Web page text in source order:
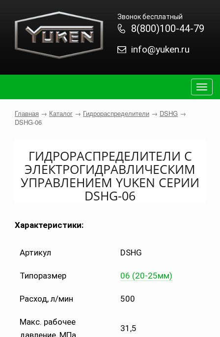
Звонок бесплатный
8(800)100-44-79
info@yuken.ru
Главная → Каталог → Гидрораспределители → DSHG →
DSHG-06
ГИДРОРАСПРЕДЕЛИТЕЛИ С
ЭЛЕКТРОГИДРАВЛИЧЕСКИМ
УПРАВЛЕНИЕМ YUKEN СЕРИИ
DSHG-06
Характеристики:
Артикул DSHG
Типоразмер 06 (20-25мм)
Расход, л/мин 500
Макс. рабочее
давление, МПа
31,5